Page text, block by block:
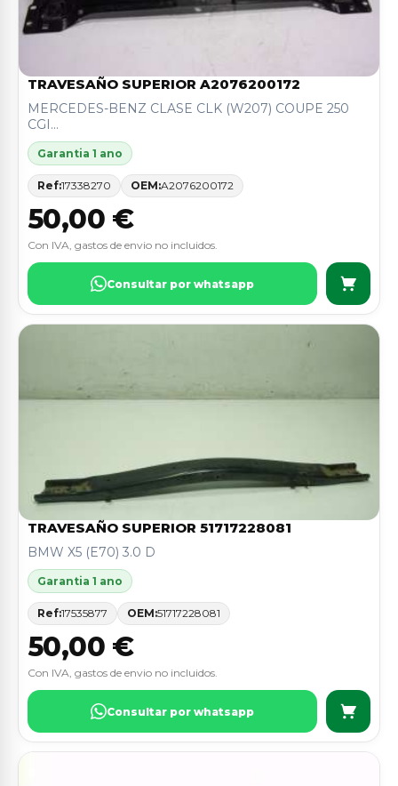
TRAVESAÑO SUPERIOR A2076200172
MERCEDES-BENZ CLASE CLK (W207) COUPE 250
CGI...
Garantia 1 ano
Ref:17338270 OEM:A2076200172
50,00 €
Con IVA, gastos de envio no incluidos.
Consultar por whatsapp
TRAVESAÑO SUPERIOR 51717228081
BMW X5 (E70) 3.0 D
Garantia 1 ano
Ref:17535877 OEM:51717228081
50,00 €
Con IVA, gastos de envio no incluidos.
Consultar por whatsapp